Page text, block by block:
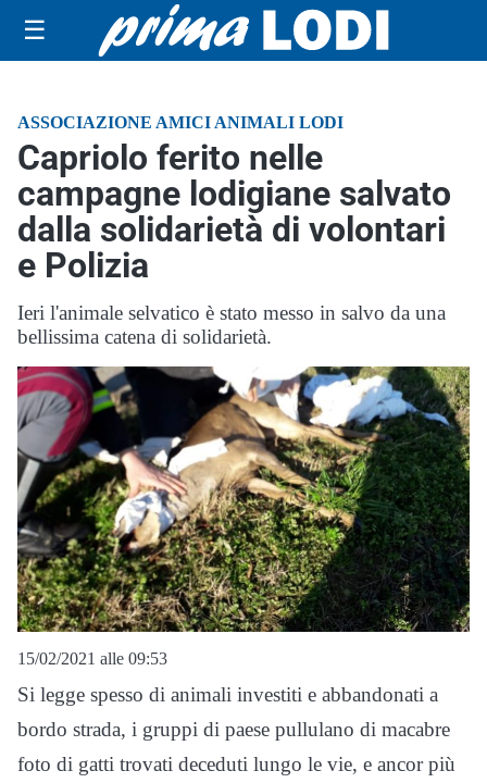
☰
ASSOCIAZIONE AMICI ANIMALI LODI
Capriolo ferito nelle
campagne lodigiane salvato
dalla solidarietà di volontari
e Polizia
Ieri l'animale selvatico è stato messo in salvo da una
bellissima catena di solidarietà.
15/02/2021 alle 09:53
Si legge spesso di animali investiti e abbandonati a
bordo strada, i gruppi di paese pullulano di macabre
foto di gatti trovati deceduti lungo le vie, e ancor più